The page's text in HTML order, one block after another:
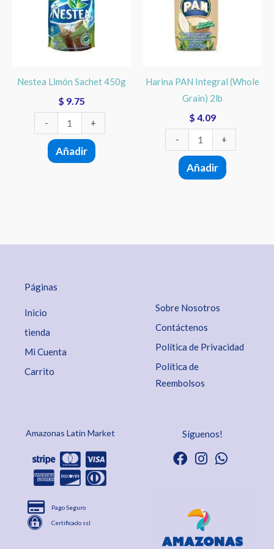
Nestea Limón Sachet 450g
$ 9.75
-
450g
cantidad
+
Añadir
Harina PAN Integral (Whole
Grain) 2lb
$ 4.09
-
(Whole
Grain)
2lb
cantidad
+
Añadir
Páginas
Inicio
tienda
Mi Cuenta
Carrito
Sobre Nosotros
Contáctenos
Política de Privacidad
Política de
Reembolsos
Amazonas Latin Market
Pago Seguro
Certificado ssl
Síguenos!